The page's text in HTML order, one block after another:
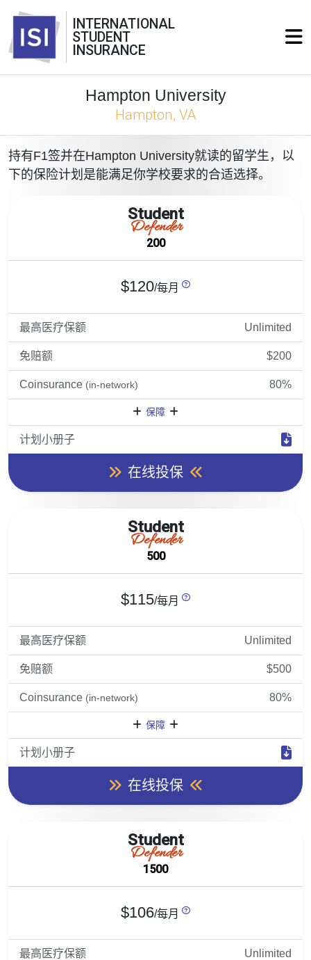
INTERNATIONAL
STUDENT
INSURANCE
Hampton University
Hampton, VA
持有F1签并在Hampton University就读的留学生，以
下的保险计划是能满足你学校要求的合适选择。
Student
Defender
200
$120/每月
最高医疗保额 Unlimited
免赔额 $200
Coinsurance (in-network) 80%
保障
计划小册子
在线投保
Student
Defender
500
$115/每月
最高医疗保额 Unlimited
免赔额 $500
Coinsurance (in-network) 80%
保障
计划小册子
在线投保
Student
Defender
1500
$106/每月
最高医疗保额 Unlimited